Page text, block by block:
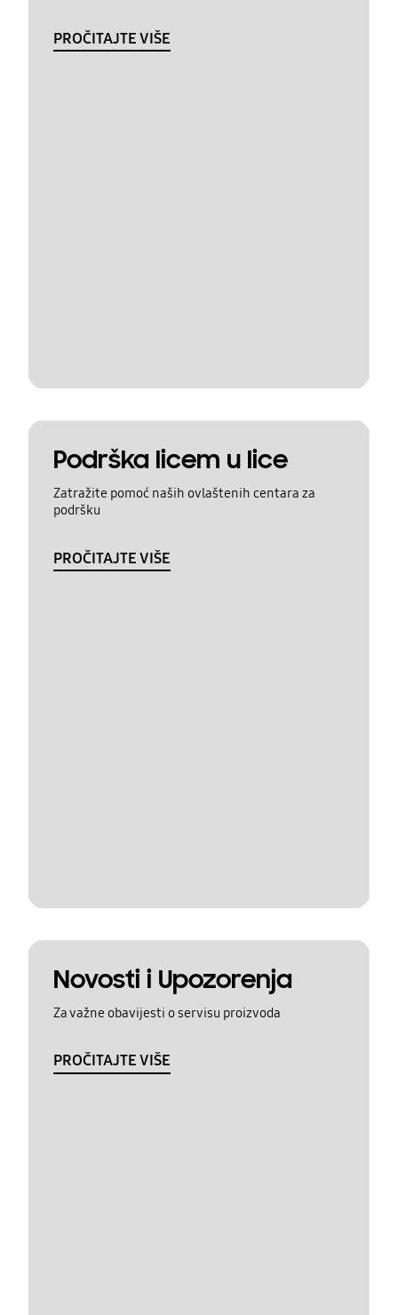
PROČITAJTE VIŠE
Podrška licem u lice
Zatražite pomoć naših ovlaštenih centara za
podršku
PROČITAJTE VIŠE
Novosti i Upozorenja
Za važne obavijesti o servisu proizvoda
PROČITAJTE VIŠE